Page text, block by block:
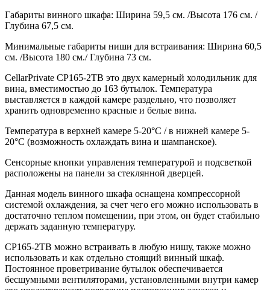
Габариты винного шкафа: Ширина 59,5 cм. /Высота 176 cм. /
Глубина 67,5 cм.
Минимальные габариты ниши для встраивания: Ширина 60,5
см. /Высота 180 см./ Глубина 73 см.
CellarPrivate CP165-2TВ это двух камерный холодильник для
вина, вместимостью до 163 бутылок. Температура
выставляется в каждой камере раздельно, что позволяет
хранить одновременно красные и белые вина.
Температура в верхней камере 5-20°С / в нижней камере 5-
20°С (возможность охлаждать вина и шампанское).
Сенсорные кнопки управления температурой и подсветкой
расположены на панели за стеклянной дверцей.
Данная модель винного шкафа оснащена компрессорной
системой охлаждения, за счет чего его можно использовать в
достаточно теплом помещении, при этом, он будет стабильно
держать заданную температуру.
CP165-2TВ можно встраивать в любую нишу, также можно
использовать и как отдельно стоящий винный шкаф.
Постоянное проветривание бутылок обеспечивается
бесшумными вентиляторами, установленными внутри камер